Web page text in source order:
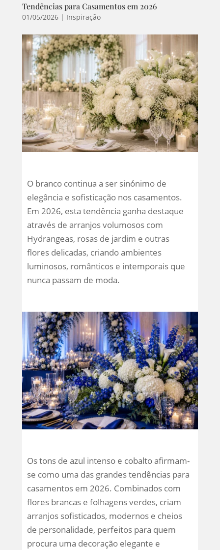
Tendências para Casamentos em 2026
01/05/2026| Inspiração
O branco continua a ser sinónimo de
elegância e sofisticação nos casamentos.
Em 2026, esta tendência ganha destaque
através de arranjos volumosos com
Hydrangeas, rosas de jardim e outras
flores delicadas, criando ambientes
luminosos, românticos e intemporais que
nunca passam de moda.
Os tons de azul intenso e cobalto afirmam-
se como uma das grandes tendências para
casamentos em 2026. Combinados com
flores brancas e folhagens verdes, criam
arranjos sofisticados, modernos e cheios
de personalidade, perfeitos para quem
procura uma decoração elegante e